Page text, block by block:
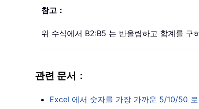
참고：
위 수식에서 B2:B5 는 반올림하고 합계를 구
관련 문서：
Excel 에서 숫자를 가장 가까운 5/10/50 로